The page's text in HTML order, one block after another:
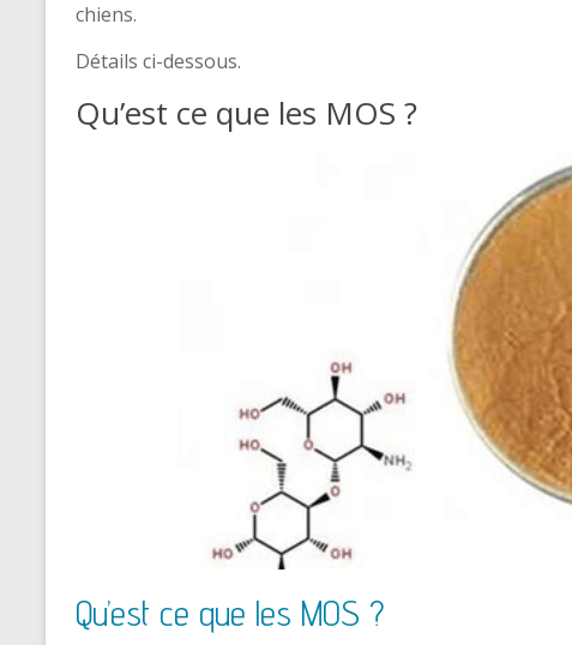
chiens.
Détails ci-dessous.
Qu’est ce que les MOS ?
Qu’est ce que les MOS ?